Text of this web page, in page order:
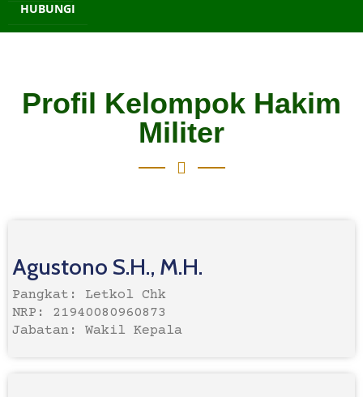
HUBUNGI
Profil Kelompok Hakim
Militer
Agustono S.H., M.H.
Pangkat: Letkol Chk
NRP: 21940080960873
Jabatan: Wakil Kepala